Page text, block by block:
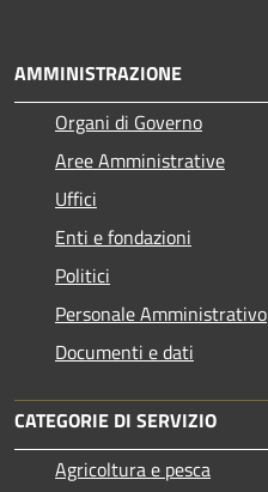
AMMINISTRAZIONE
Organi di Governo
Aree Amministrative
Uffici
Enti e fondazioni
Politici
Personale Amministrativo
Documenti e dati
CATEGORIE DI SERVIZIO
Agricoltura e pesca